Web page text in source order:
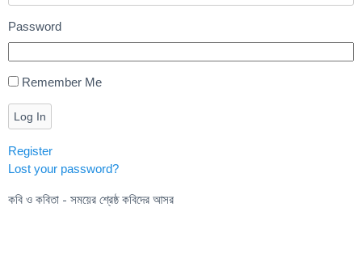
Password
Remember Me
Log In
Register
Lost your password?
কবি ও কবিতা - সময়ের শ্রেষ্ঠ কবিদের আসর